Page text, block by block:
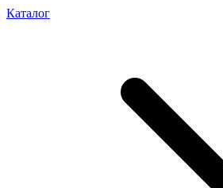
Каталог